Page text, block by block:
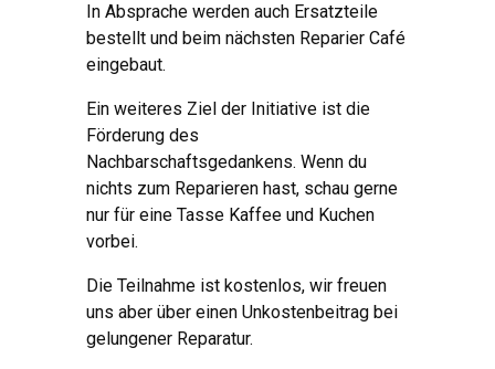
In Absprache werden auch Ersatzteile
bestellt und beim nächsten Reparier Café
eingebaut.
Ein weiteres Ziel der Initiative ist die
Förderung des
Nachbarschaftsgedankens. Wenn du
nichts zum Reparieren hast, schau gerne
nur für eine Tasse Kaffee und Kuchen
vorbei.
Die Teilnahme ist kostenlos, wir freuen
uns aber über einen Unkostenbeitrag bei
gelungener Reparatur.